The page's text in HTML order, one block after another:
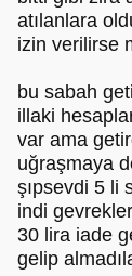
atılanlara
izin verilirse
bu sabah
illaki
var ama
uğraşmaya
şıpsevdi 5 li
indi
30 lira iade
gelip